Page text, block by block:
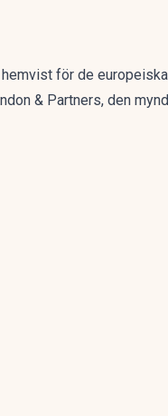
för de
& Partners, den